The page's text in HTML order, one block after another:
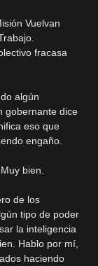
Vuelvan
fracasa
algún
gobernante dice
eso que
engaño.
bien.
de los
tipo de poder
la inteligencia
Hablo por mí,
haciendo